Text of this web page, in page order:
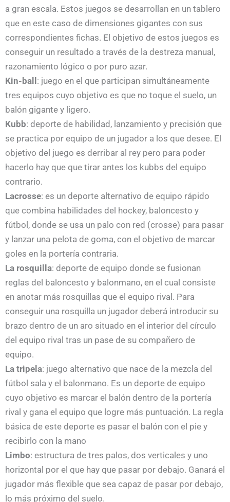
a gran escala. Estos juegos se desarrollan en un tablero
que en este caso de dimensiones gigantes con sus
correspondientes fichas. El objetivo de estos juegos es
conseguir un resultado a través de la destreza manual,
razonamiento lógico o por puro azar.
Kin-ball: juego en el que participan simultáneamente
tres equipos cuyo objetivo es que no toque el suelo, un
balón gigante y ligero.
Kubb: deporte de habilidad, lanzamiento y precisión que
se practica por equipo de un jugador a los que desee. El
objetivo del juego es derribar al rey pero para poder
hacerlo hay que que tirar antes los kubbs del equipo
contrario.
Lacrosse: es un deporte alternativo de equipo rápido
que combina habilidades del hockey, baloncesto y
fútbol, donde se usa un palo con red (crosse) para pasar
y lanzar una pelota de goma, con el objetivo de marcar
goles en la portería contraria.
La rosquilla: deporte de equipo donde se fusionan
reglas del baloncesto y balonmano, en el cual consiste
en anotar más rosquillas que el equipo rival. Para
conseguir una rosquilla un jugador deberá introducir su
brazo dentro de un aro situado en el interior del círculo
del equipo rival tras un pase de su compañero de
equipo.
La tripela: juego alternativo que nace de la mezcla del
fútbol sala y el balonmano. Es un deporte de equipo
cuyo objetivo es marcar el balón dentro de la portería
rival y gana el equipo que logre más puntuación. La regla
básica de este deporte es pasar el balón con el pie y
recibirlo con la mano
Limbo: estructura de tres palos, dos verticales y uno
horizontal por el que hay que pasar por debajo. Ganará el
jugador más flexible que sea capaz de pasar por debajo,
lo más próximo del suelo.